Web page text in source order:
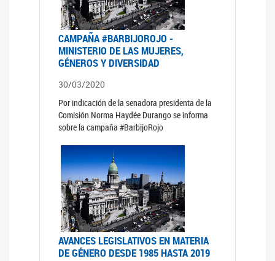
CAMPAÑA #BARBIJOROJO -
MINISTERIO DE LAS MUJERES,
GÉNEROS Y DIVERSIDAD
30/03/2020
Por indicación de la senadora presidenta de la
Comisión Norma Haydée Durango se informa
sobre la campaña #BarbijoRojo
AVANCES LEGISLATIVOS EN MATERIA
DE GÉNERO DESDE 1985 HASTA 2019